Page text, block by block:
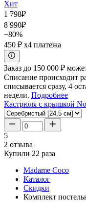
Хит
1 798₽
8 990₽
−80%
450 ₽ x4 платежа
Заказ до 150 000 ₽
Списание происходит
списывается сразу, 4
недели. Подробнее
Кастрюля с крышкой
5
2 отзыва
Купили 22 раза
Madame Coco
Каталог
Скидки
Комплект